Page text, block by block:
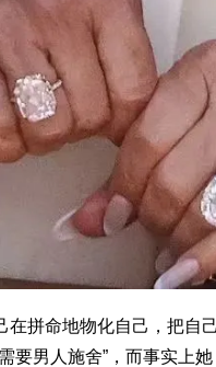
拼命地物化自己，把自己
要男人施舍”，而事实上